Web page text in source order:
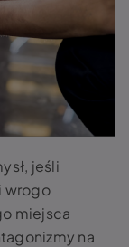
jeśli
wrogo
miejsca
na